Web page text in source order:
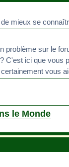
mieux se
problème sur le
C'est ici que vous
vous
le Monde